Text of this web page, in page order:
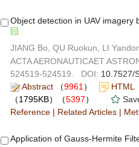
Object detection in UAV imagery
JIANG Bo, QU Ruokun, LI
ACTA AERONAUTICAET
524519-524519. DOI: 10.7527/
Abstract （9961 ） HTML
（1795KB）（5397）
Reference | Related Articles |
Application of Gauss-Hermite